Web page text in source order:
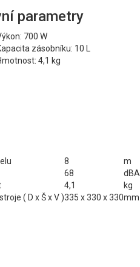
parametry
700 W
zásobníku: 10 L
4,1 kg
8
m
68
dBA
4,1
kg
( D x Š x V )335 x 330 x 330mm